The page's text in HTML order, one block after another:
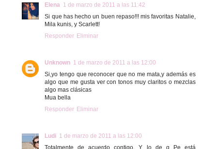
Elena 1 de marzo de 2011 a las 11:42
Si que has hecho un buen repaso!!! mis favoritas Natalie,
Mila kunis, y Scarlett!
Responder Eliminar
Unknown 1 de marzo de 2011 a las 12:00
Si,yo tengo que reconocer que no me mata,y además es
algo que me gusta ver con tonos muy claritos o mezclas
algo mas clásicas
Mua bella
Responder Eliminar
Ludi 1 de marzo de 2011 a las 12:00
Totalmente de acuerdo contigo. Y lo de q Pe está